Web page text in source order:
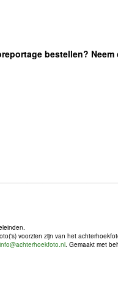
bestellen?
voorzien zijn van het
info@achterhoekfoto.nl. Gemaakt met